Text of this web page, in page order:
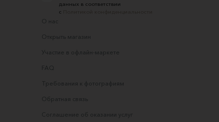
данных в соответствии
с
О нас
Открыть магазин
Участие в офлайн-маркете
FAQ
Требования к фотографиям
Обратная связь
Соглашение об оказании услуг